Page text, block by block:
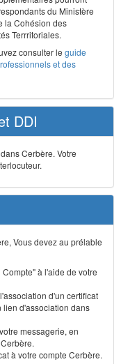
du Ministère
la Cohésion des
Terrritoriales.
consulter le guide
et des
DDI
Cerbère. Votre
Vous devez au prélable
à l'aide de votre
d'un certificat
lien d'association dans
messagerie, en
à votre compte Cerbère.